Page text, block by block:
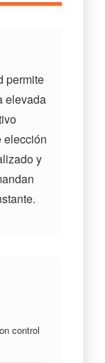
permite
elevada
elección
y
control